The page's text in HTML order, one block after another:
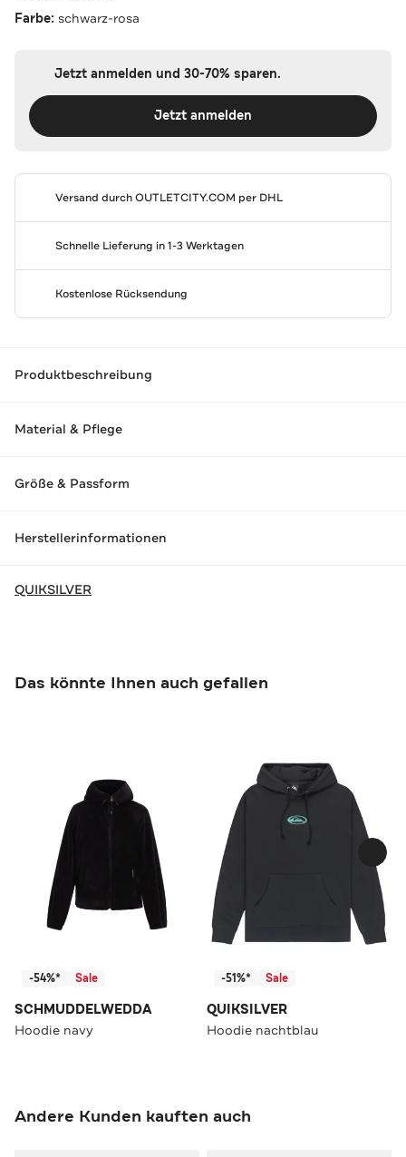
Farbe: schwarz-rosa
Jetzt anmelden und 30-70% sparen.
Jetzt anmelden
Versand durchOUTLETCITY.COM per DHL
Schnelle Lieferung in 1-3 Werktagen
Kostenlose Rücksendung
Produktbeschreibung
Material & Pflege
Größe & Passform
Herstellerinformationen
QUIKSILVER
Das könnte Ihnen auch gefallen
-54%* Sale
SCHMUDDELWEDDA
Hoodie navy
-51%* Sale
QUIKSILVER
Hoodie nachtblau
Andere Kunden kauften auch